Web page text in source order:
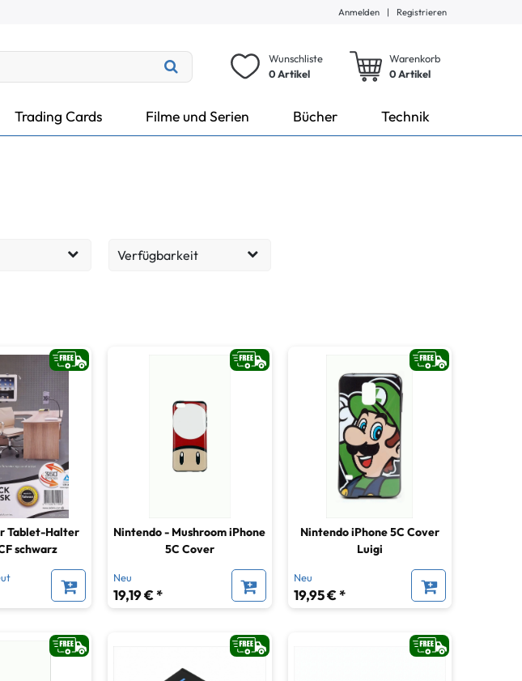
Anmelden | Registrieren
Wunschliste
0 Artikel
Warenkorb
0Artikel
Trading Cards Filme und Serien Bücher Technik
Verfügbarkeit
Tablet-Halter
schwarz
Nintendo - Mushroom iPhone
5C Cover
Neu
19,19 € *
Nintendo iPhone 5C Cover
Luigi
Neu
19,95 € *